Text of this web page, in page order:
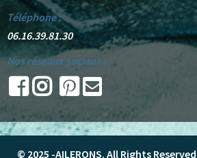
Téléphone :
06.16.39.81.30
Nos réseaux sociaux :
© 2025 -AILERONS. All Rights